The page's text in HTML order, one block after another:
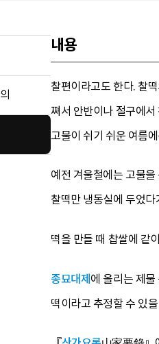
내용
찰편이라고도 한다. 찰
쪄서 안반이나 절구에
고물이 쉬기 쉬운 여름
예전 겨울철에는 고물
찰떡만 냉동실에 두었
떡을 만들 때 찹쌀에 같
종묘대제에 올리는 제
떡이라고 추정할 수 있